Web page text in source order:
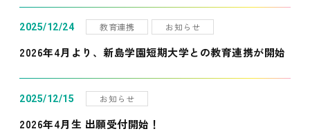
2025/12/24 教育連携 お知らせ
2026年4月より、新島学園短期大学との教育連携が開始
2025/12/15 お知らせ
2026年4月生 出願受付開始！